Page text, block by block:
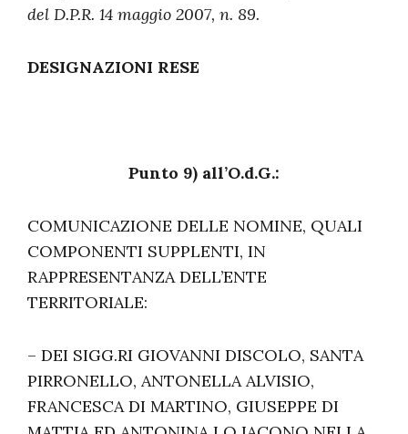
del D.P.R. 14 maggio 2007, n. 89.
DESIGNAZIONI RESE
Punto 9) all’O.d.G.:
COMUNICAZIONE DELLE NOMINE, QUALI
COMPONENTI SUPPLENTI, IN
RAPPRESENTANZA DELL’ENTE
TERRITORIALE:
– DEI SIGG.RI GIOVANNI DISCOLO, SANTA
PIRRONELLO, ANTONELLA ALVISIO,
FRANCESCA DI MARTINO, GIUSEPPE DI